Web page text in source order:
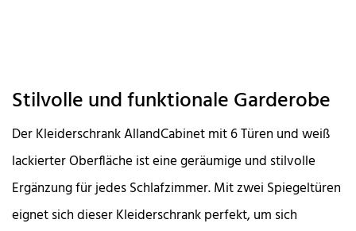
Stilvolle und funktionale Garderobe
Der Kleiderschrank AllandCabinet mit 6 Türen und weiß
lackierter Oberfläche ist eine geräumige und stilvolle
Ergänzung für jedes Schlafzimmer. Mit zwei Spiegeltüren
eignet sich dieser Kleiderschrank perfekt, um sich